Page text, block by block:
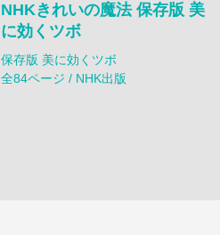
NHKきれいの魔法 保存版 美
に効くツボ
保存版 美に効くツボ
全84ページ / NHK出版